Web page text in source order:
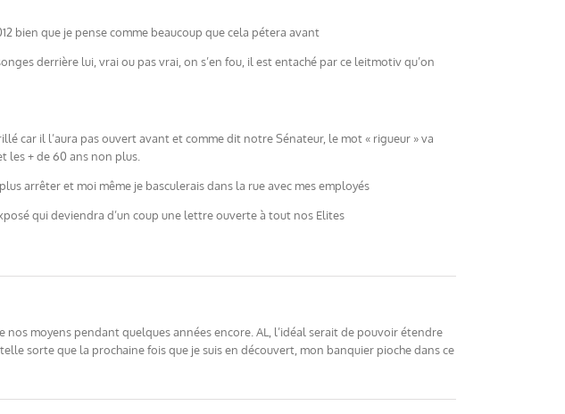
bien que je pense comme beaucoup que cela pétera avant
derrière lui, vrai ou pas vrai, on s’en fou, il est entaché par ce leitmotiv qu’on
car il l’aura pas ouvert avant et comme dit notre Sénateur, le mot « rigueur » va
les + de 60 ans non plus.
arrêter et moi même je basculerais dans la rue avec mes employés
qui deviendra d’un coup une lettre ouverte à tout nos Elites
moyens pendant quelques années encore. AL, l’idéal serait de pouvoir étendre
sorte que la prochaine fois que je suis en découvert, mon banquier pioche dans ce